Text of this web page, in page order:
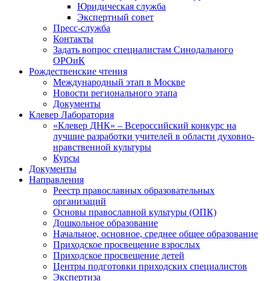
Юридическая служба
Экспертный совет
Пресс-служба
Контакты
Задать вопрос специалистам Синодального
ОРОиК
Рождественские чтения
Международный этап в Москве
Новости регионального этапа
Документы
Клевер Лаборатория
«Клевер ДНК» – Всероссийский конкурс на
лучшие разработки учителей в области духовно-
нравственной культуры
Курсы
Документы
Направления
Реестр православных образовательных
организаций
Основы православной культуры (ОПК)
Дошкольное образование
Начальное, основное, среднее общее образование
Приходское просвещение взрослых
Приходское просвещение детей
Центры подготовки приходских специалистов
Экспертиза